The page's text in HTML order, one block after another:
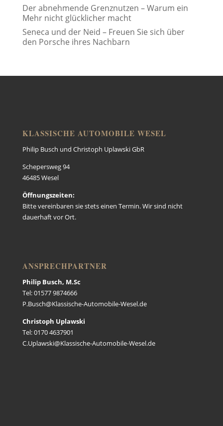
Der abnehmende Grenznutzen – Warum ein
Mehr nicht glücklicher macht
Seneca und der Neid – Freuen Sie sich über
den Porsche ihres Nachbarn
KLASSISCHE AUTOMOBILE WESEL
Philip Busch und Christoph Uplawski GbR
Schepersweg 94
46485 Wesel
Öffnungszeiten:
Bitte vereinbaren sie stets einen Termin. Wir sind nicht
dauerhaft vor Ort.
ANSPRECHPARTNER
Philip Busch, M.Sc
Tel: 01577 9874666
P.Busch@Klassische-Automobile-Wesel.de
Christoph Uplawski
Tel: 0170 4637901
C.Uplawski@Klassische-Automobile-Wesel.de